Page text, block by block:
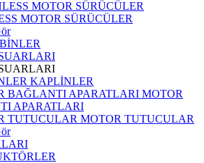
MOTOR SÜRÜCÜLER
KAPLİNLER
MOTOR
APARATLARI
MOTOR TUTUCULAR